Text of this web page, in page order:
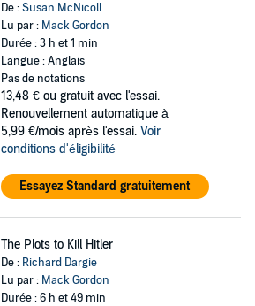
De :Susan McNicoll
Lu par : Mack Gordon
Durée : 3 h et 1 min
Langue : Anglais
Pas de notations
13,48 € ou gratuit avec l'essai.
Renouvellement automatique à
5,99 €/mois après l'essai. Voir
conditions d'éligibilité
Essayez Standard gratuitement
The Plots to Kill Hitler
De : Richard Dargie
Lu par : Mack Gordon
Durée : 6 h et 49 min